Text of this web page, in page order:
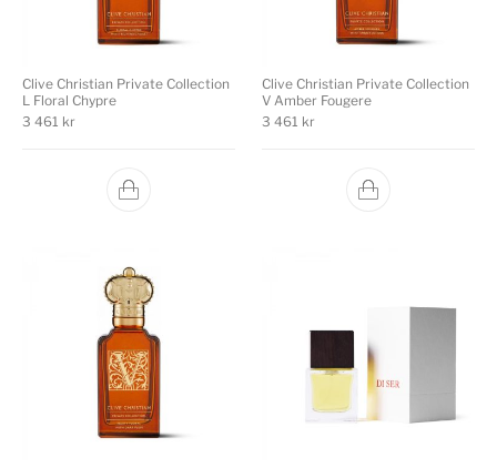
Clive Christian Private Collection
L Floral Chypre
3 461 kr
Clive Christian Private Collection
V Amber Fougere
3 461 kr